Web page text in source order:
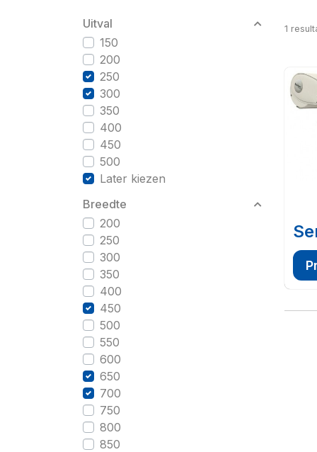
Uitval
150
200
250
300
350
400
450
500
Later kiezen
Breedte
200
250
300
350
400
450
500
550
600
650
700
750
800
850
1